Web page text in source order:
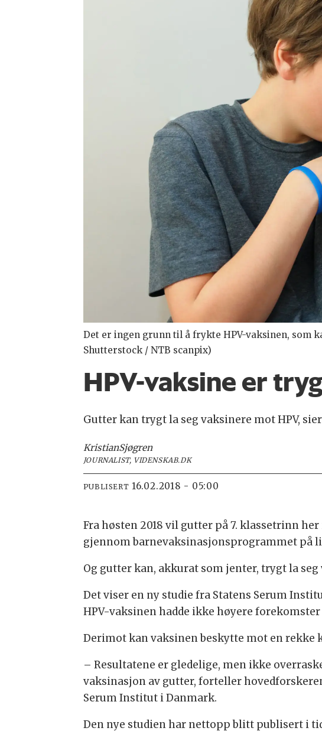
Det er ingen grunn til å frykte HPV-vaksinen, som
Shutterstock / NTB scanpix)
HPV-vaksine er
Gutter kan trygt la seg vaksinere mot HPV,
KristianSjøgren
JOURNALIST, VIDENSKAB.DK
PUBLISERT 16.02.2018 - 05:00
Fra høsten 2018 vil gutter på 7. klassetrinn
gjennom barnevaksinasjonsprogrammet på
Og gutter kan, akkurat som jenter, trygt la
Det viser en ny studie fra Statens Serum
HPV-vaksinen hadde ikke høyere
Derimot kan vaksinen beskytte mot en rekke
– Resultatene er gledelige, men ikke
vaksinasjon av gutter, forteller
Serum Institut i Danmark.
Den nye studien har nettopp blitt publisert i